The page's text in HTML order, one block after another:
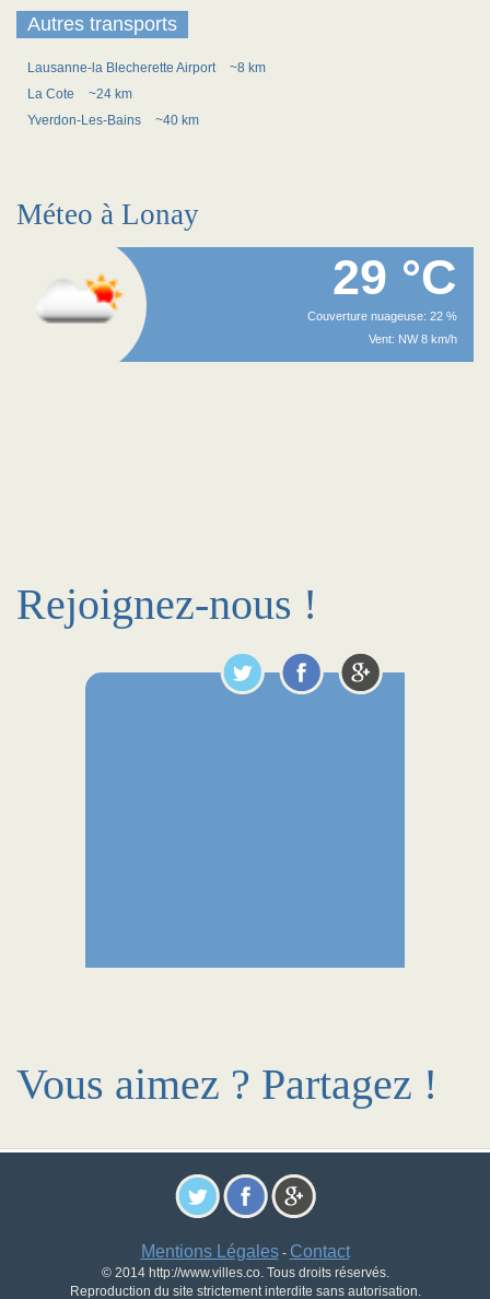
Autres transports
Lausanne-la Blecherette Airport
~8 km
La Cote
~24 km
Yverdon-Les-Bains
~40 km
Méteo à Lonay
29 °C
Couverture nuageuse: 22 %
Vent: NW 8 km/h
Rejoignez-nous !
Vous aimez ? Partagez !
Mentions Légales- Contact
© 2014 http://www.villes.co. Tous droits réservés.
Reproduction du site strictement interdite sans autorisation.